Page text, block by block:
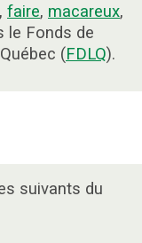
, faire, macareux,
le Fonds de
(FDLQ).
suivants du